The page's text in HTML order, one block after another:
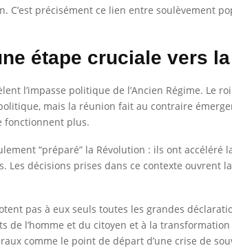
C’est précisément ce lien entre soulèvement
étape cruciale vers
l’impasse politique de l’Ancien Régime. Le
mais la réunion fait au contraire
fonctionnent plus.
“préparé” la Révolution : ils ont
décisions prises dans ce contexte ouvrent
pas à eux seuls toutes les grandes
l’homme et du citoyen et à la
comme le point de départ d’une crise de